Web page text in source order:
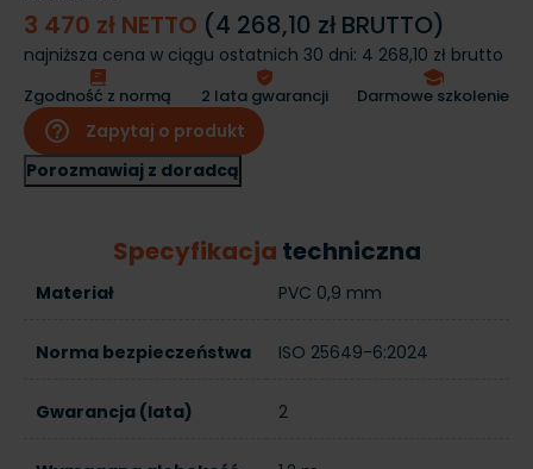
3 470 zł NETTO (4 268,10 zł BRUTTO)
najniższa cena w ciągu ostatnich 30 dni: 4 268,10 zł brutto
Zgodność z normą 2 lata gwarancji Darmowe szkolenie
help_outline
Zapytaj o produkt
Porozmawiaj z doradcą
Specyfikacja techniczna
Materiał PVC 0,9 mm
Norma bezpieczeństwa ISO 25649-6:2024
Gwarancja (lata) 2